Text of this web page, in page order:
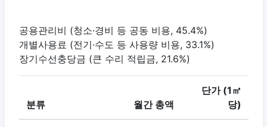
공용관리비 (청소·경비 등 공동 비용, 45.4%)
개별사용료 (전기·수도 등 사용량 비용, 33.1%)
장기수선충당금 (큰 수리 적립금, 21.6%)
분류 월간 총액
단가 (1㎡
당)